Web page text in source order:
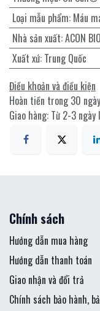
Loại mẫu phẩm: Máu
Nhà sản xuất:ACON
Xuất xứ: Trung Quốc
Điều khoản và điều kiện
Hoàn tiền trong 30 ngày
Giao hàng: Từ 2-3 ngày
Chính sách
Hướng dẫn mua hàng
Hướng dẫn thanh toán
Giao nhận và đổi trả
Chính sách bảo hành,